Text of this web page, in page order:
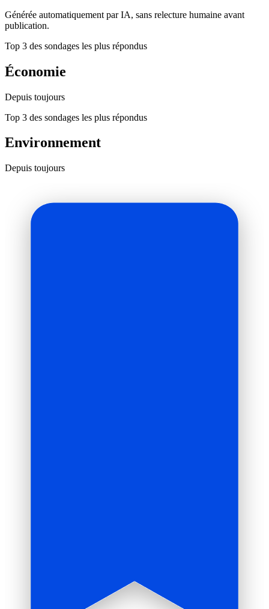
Générée automatiquement par IA, sans relecture humaine avant
publication.
Top 3 des sondages les plus répondus
Économie
Depuis toujours
Top 3 des sondages les plus répondus
Environnement
Depuis toujours